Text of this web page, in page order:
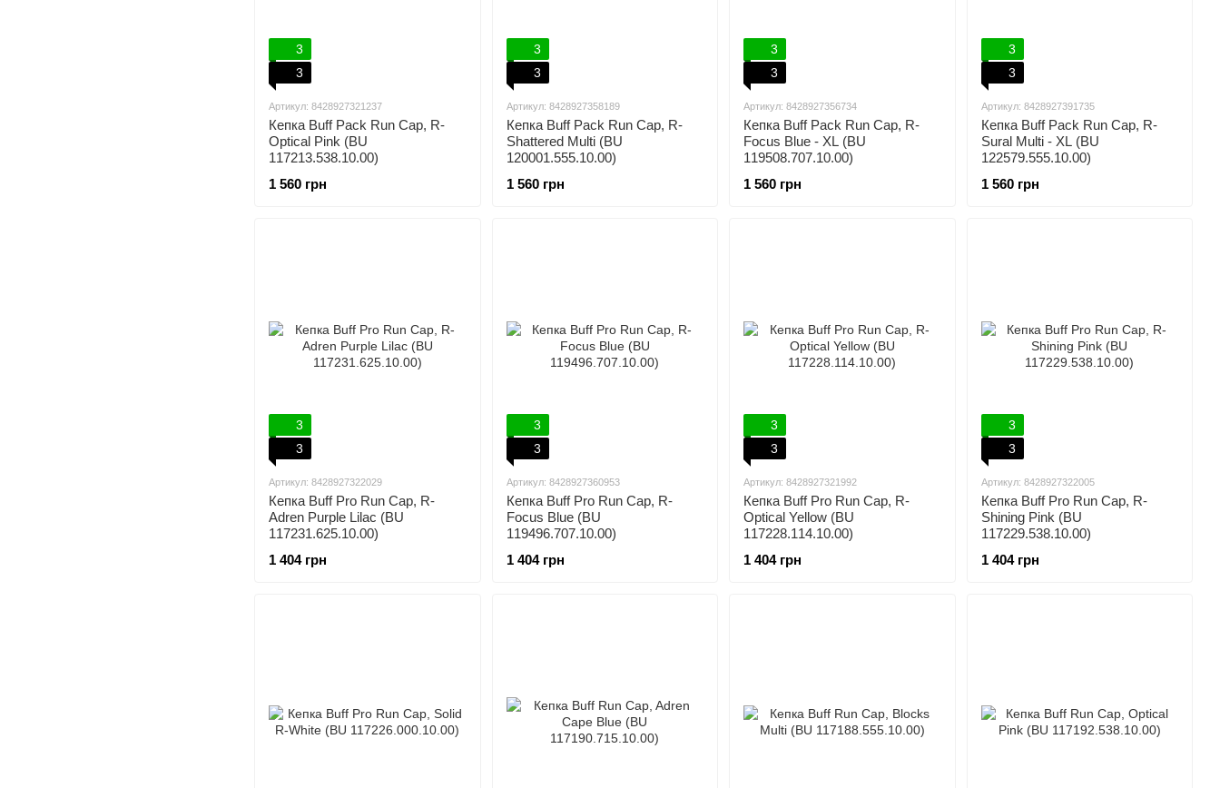
3
3
Артикул: 8428927321237
Кепка Buff Pack Run Cap, R-
Optical Pink (BU
117213.538.10.00)
1 560 грн
3
3
Артикул: 8428927358189
Кепка Buff Pack Run Cap, R-
Shattered Multi (BU
120001.555.10.00)
1 560 грн
3
3
Артикул: 8428927356734
Кепка Buff Pack Run Cap, R-
Focus Blue - XL (BU
119508.707.10.00)
1 560 грн
3
3
Артикул: 8428927391735
Кепка Buff Pack Run Cap, R-
Sural Multi - XL (BU
122579.555.10.00)
1 560 грн
3
3
Артикул: 8428927322029
Кепка Buff Pro Run Cap, R-
Adren Purple Lilac (BU
117231.625.10.00)
1 404 грн
3
3
Артикул: 8428927360953
Кепка Buff Pro Run Cap, R-
Focus Blue (BU
119496.707.10.00)
1 404 грн
3
3
Артикул: 8428927321992
Кепка Buff Pro Run Cap, R-
Optical Yellow (BU
117228.114.10.00)
1 404 грн
3
3
Артикул: 8428927322005
Кепка Buff Pro Run Cap, R-
Shining Pink (BU
117229.538.10.00)
1 404 грн